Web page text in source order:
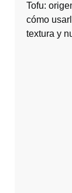
Tofu:
cómo
textura y